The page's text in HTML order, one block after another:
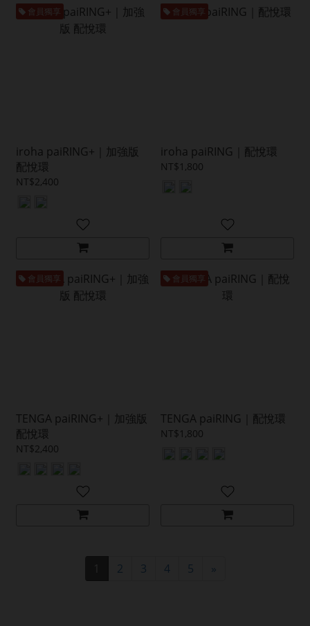
會員獨享
iroha paiRING+｜加強版
配悅環
NT$2,400
會員獨享
iroha paiRING｜配悅環
NT$1,800
會員獨享
TENGA paiRING+｜加強版
配悅環
NT$2,400
會員獨享
TENGA paiRING｜配悅環
NT$1,800
2 3 4 5 »